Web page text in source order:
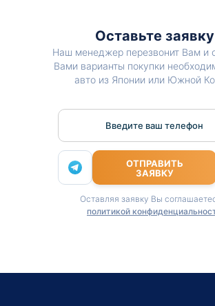
Оставьте заявку
Наш менеджер перезвонит Вам и
Вами варианты покупки
авто из Японии или Южной
Введите ваш телефон
ОТПРАВИТЬ
ЗАЯВКУ
Оставляя заявку Вы
политикой